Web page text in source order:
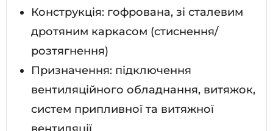
Конструкція: гофрована, зі сталевим
дротяним каркасом (стиснення/
розтягнення)
Призначення: підключення
вентиляційного обладнання, витяжок,
систем припливної та витяжної